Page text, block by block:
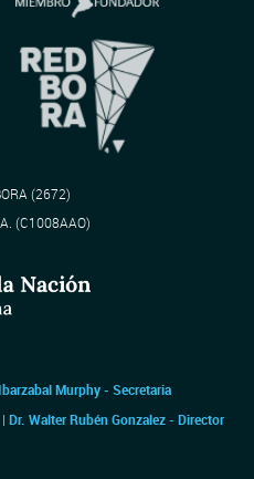
(2672)
(C1008AAO)
Murphy - Secretaria
Dr. Walter Rubén Gonzalez - Director